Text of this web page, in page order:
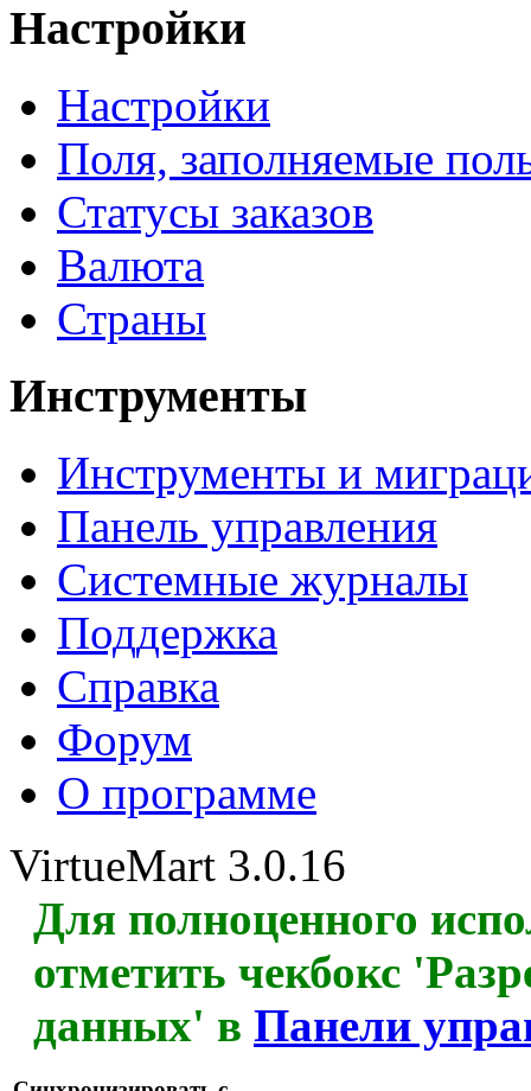
Настройки
Настройки
Поля, заполняемые
Статусы заказов
Валюта
Страны
Инструменты
Инструменты и
Панель управления
Системные журналы
Поддержка
Справка
Форум
О программе
VirtueMart 3.0.16
Для полноценного
отметить чекбокс
данных' в Панели